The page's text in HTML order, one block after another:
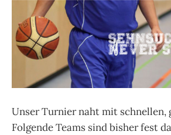
Unser Turnier naht mit schnellen,
Folgende Teams sind bisher fest